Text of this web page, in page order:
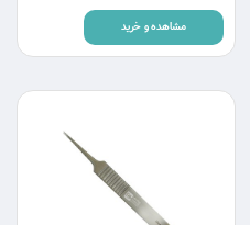
مشاهده و خرید